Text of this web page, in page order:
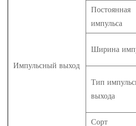
Импульсный выход
Постоянная
импульса
Ширина
Тип
выхода
Сорт